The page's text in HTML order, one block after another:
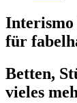
Interismo
für
Betten,
vieles